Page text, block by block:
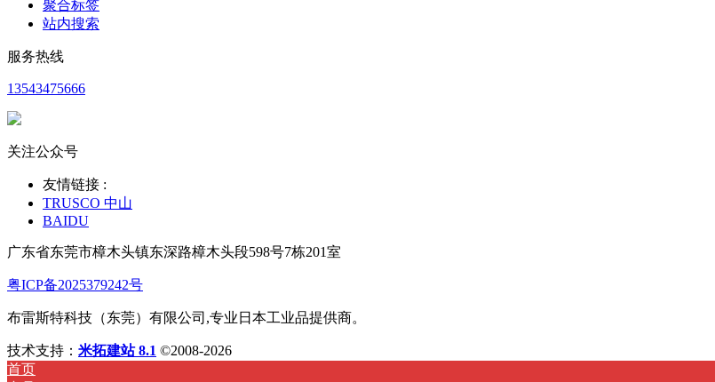
聚合标签
站内搜索
服务热线
13543475666
关注公众号
友情链接 :
TRUSCO 中山
BAIDU
广东省东莞市樟木头镇东深路樟木头段598号7栋201室
粤ICP备2025379242号
布雷斯特科技（东莞）有限公司,专业日本工业品提供商。
技术支持： 米拓建站 8.1 ©2008-2026
首页